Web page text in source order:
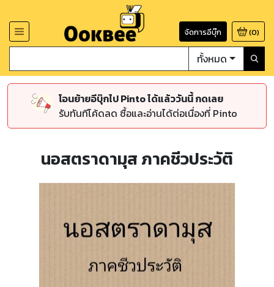
จัดการอีบุ๊ก (0)
ทั้งหมด
โอนย้ายอีบุ๊กไป Pinto ได้แล้ววันนี้ กดเลย
รับทันทีโค้ดลด ซื้อและอ่านได้ต่อเนื่องที่ Pinto
นอสตราดามุส ภาคชีวประวัติ